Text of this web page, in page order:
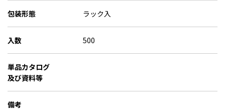
包装形態 ラック入
入数 500
単品カタログ
及び資料等
備考